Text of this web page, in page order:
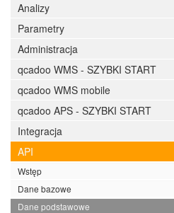
Analizy
Parametry
Administracja
qcadoo WMS - SZYBKI START
qcadoo WMS mobile
qcadoo APS - SZYBKI START
Integracja
API
Wstęp
Dane bazowe
Dane podstawowe